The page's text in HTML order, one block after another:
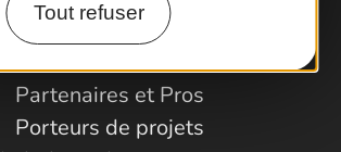
Tout refuser
Espace Pro
Observatoire
Partenaires et Pros
Porteurs de projets